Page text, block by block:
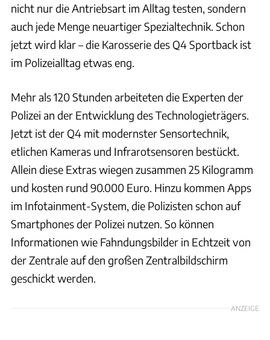
nicht nur die Antriebsart im Alltag testen, sondern
auch jede Menge neuartiger Spezialtechnik. Schon
jetzt wird klar – die Karosserie des Q4 Sportback ist
im Polizeialltag etwas eng.
Mehr als 120 Stunden arbeiteten die Experten der
Polizei an der Entwicklung des Technologieträgers.
Jetzt ist der Q4 mit modernster Sensortechnik,
etlichen Kameras und Infrarotsensoren bestückt.
Allein diese Extras wiegen zusammen 25 Kilogramm
und kosten rund 90.000 Euro. Hinzu kommen Apps
im Infotainment-System, die Polizisten schon auf
Smartphones der Polizei nutzen. So können
Informationen wie Fahndungsbilder in Echtzeit von
der Zentrale auf den großen Zentralbildschirm
geschickt werden.
ANZEIGE